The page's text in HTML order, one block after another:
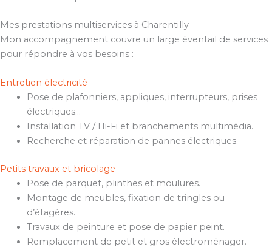
Mes prestations multiservices à Charentilly
Mon accompagnement couvre un large éventail de services
pour répondre à vos besoins :
Entretien électricité
Pose de plafonniers, appliques, interrupteurs, prises
électriques…
Installation TV / Hi-Fi et branchements multimédia.
Recherche et réparation de pannes électriques.
Petits travaux et bricolage
Pose de parquet, plinthes et moulures.
Montage de meubles, fixation de tringles ou
d’étagères.
Travaux de peinture et pose de papier peint.
Remplacement de petit et gros électroménager.